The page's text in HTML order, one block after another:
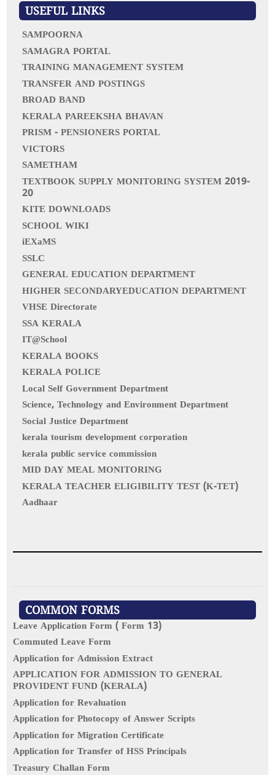
USEFUL LINKS
SAMPOORNA
SAMAGRA PORTAL
TRAINING MANAGEMENT SYSTEM
TRANSFER AND POSTINGS
BROAD BAND
KERALA PAREEKSHA BHAVAN
PRISM - PENSIONERS PORTAL
VICTORS
SAMETHAM
TEXTBOOK SUPPLY MONITORING SYSTEM 2019-
20
KITE DOWNLOADS
SCHOOL WIKI
iEXaMS
SSLC
GENERAL EDUCATION DEPARTMENT
HIGHER SECONDARYEDUCATION DEPARTMENT
VHSE Directorate
SSA KERALA
IT@School
KERALA BOOKS
KERALA POLICE
Local Self Government Department
Science, Technology and Environment Department
Social Justice Department
kerala tourism development corporation
kerala public service commission
MID DAY MEAL MONITORING
KERALA TEACHER ELIGIBILITY TEST (K-TET)
Aadhaar
COMMON FORMS
Leave Application Form ( Form 13)
Commuted Leave Form
Application for Admission Extract
APPLICATION FOR ADMISSION TO GENERAL
PROVIDENT FUND (KERALA)
Application for Revaluation
Application for Photocopy of Answer Scripts
Application for Migration Certificate
Application for Transfer of HSS Principals
Treasury Challan Form